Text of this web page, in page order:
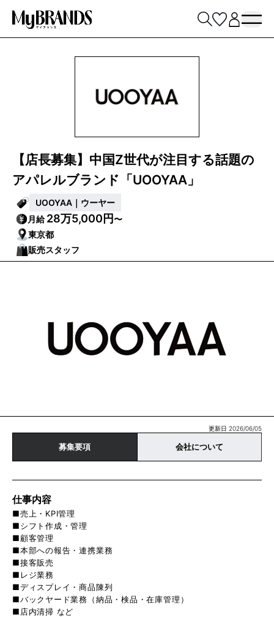
【店長募集】中国Z世代が注目する話題の
アパレルブランド「UOOYAA」
UOOYAA｜ウーヤー
月給28万5,000円〜
東京都
販売スタッフ
更新日 2026/06/05
募集要項 会社について
仕事内容
■売上・KPI管理
■シフト作成・管理
■顧客管理
■本部への報告・連携業務
■接客販売
■レジ業務
■ディスプレイ・商品陳列
■バックヤード業務（納品・検品・在庫管理）
■店内清掃 など